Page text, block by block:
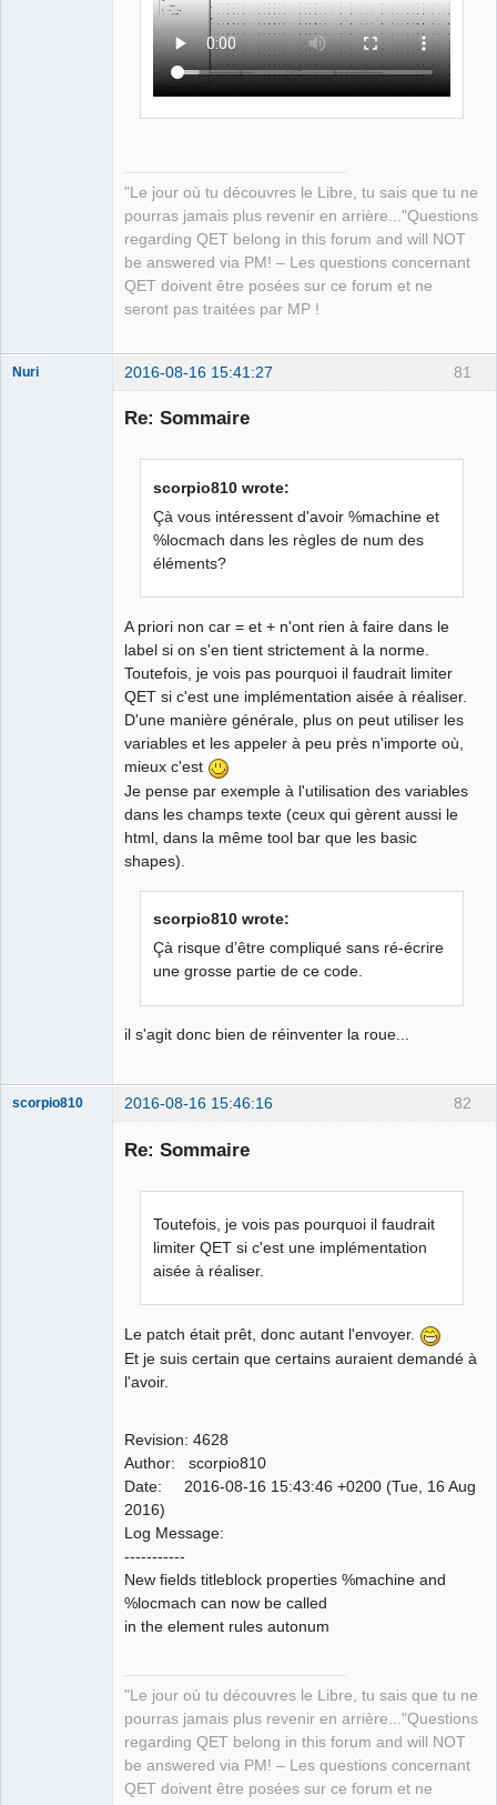
"Le jour où tu découvres le Libre, tu sais que tu ne
pourras jamais plus revenir en arrière..."Questions
regarding QET belong in this forum and will NOT
be answered via PM! – Les questions concernant
QET doivent être posées sur ce forum et ne
seront pas traitées par MP !
81
Nuri 2016-08-16 15:41:27
Re: Sommaire
scorpio810 wrote:
Çà vous intéressent d'avoir %machine et
%locmach dans les règles de num des
éléments?
A priori non car = et + n'ont rien à faire dans le
label si on s'en tient strictement à la norme.
Toutefois, je vois pas pourquoi il faudrait limiter
QET si c'est une implémentation aisée à réaliser.
D'une manière générale, plus on peut utiliser les
variables et les appeler à peu près n'importe où,
mieux c'est
Je pense par exemple à l'utilisation des variables
dans les champs texte (ceux qui gèrent aussi le
html, dans la même tool bar que les basic
shapes).
scorpio810 wrote:
Çà risque d’être compliqué sans ré-écrire
une grosse partie de ce code.
il s'agit donc bien de réinventer la roue...
82
scorpio810 2016-08-16 15:46:16
Re: Sommaire
Toutefois, je vois pas pourquoi il faudrait
limiter QET si c'est une implémentation
aisée à réaliser.
Le patch était prêt, donc autant l'envoyer.
Et je suis certain que certains auraient demandé à
l'avoir.
Revision: 4628
Author: scorpio810
Date: 2016-08-16 15:43:46 +0200 (Tue, 16 Aug
2016)
Log Message:
-----------
New fields titleblock properties %machine and
%locmach can now be called
in the element rules autonum
"Le jour où tu découvres le Libre, tu sais que tu ne
pourras jamais plus revenir en arrière..."Questions
regarding QET belong in this forum and will NOT
be answered via PM! – Les questions concernant
QET doivent être posées sur ce forum et ne